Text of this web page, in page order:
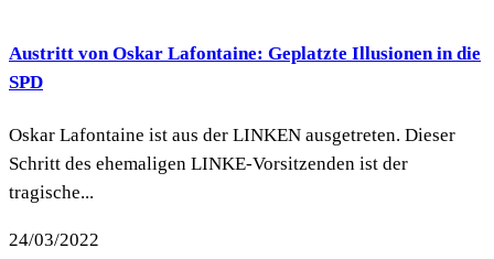
Austritt von Oskar Lafontaine: Geplatzte Illusionen in die
SPD
Oskar Lafontaine ist aus der LINKEN ausgetreten. Dieser
Schritt des ehemaligen LINKE-Vorsitzenden ist der
tragische...
24/03/2022